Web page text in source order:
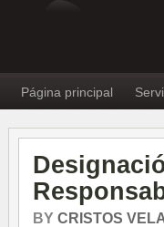
Página principal
BY CRISTOS